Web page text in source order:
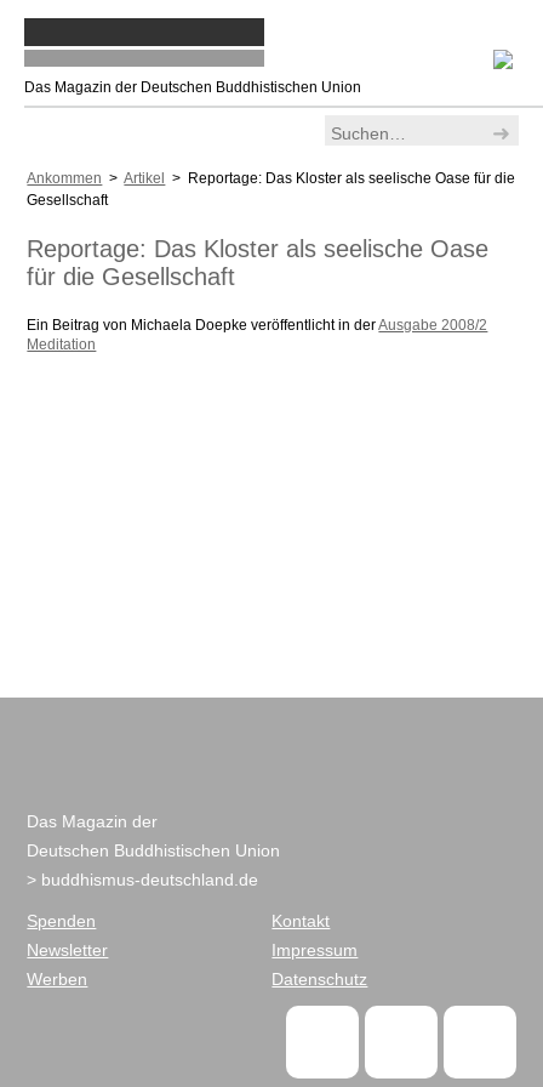
Das Magazin der Deutschen Buddhistischen Union
Ankommen >Artikel
> Reportage: Das Kloster als seelische Oase für die
Gesellschaft
Reportage: Das Kloster als seelische Oase
für die Gesellschaft
Ein Beitrag von Michaela Doepke veröffentlicht in derAusgabe 2008/2
Meditation
Das Magazin der
Deutschen Buddhistischen Union
> buddhismus-deutschland.de
Spenden
Newsletter
Werben
Kontakt
Impressum
Datenschutz